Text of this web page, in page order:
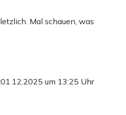
Mal schauen, was
01.12.2025 um 13:25 Uhr